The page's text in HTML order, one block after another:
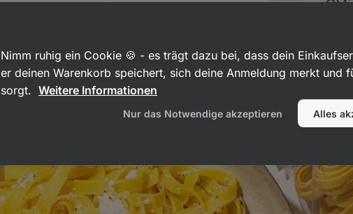
Nimm ruhig ein Cookie 🍪 - es trägt dazu bei, dass dein
er deinen Warenkorb speichert, sich deine Anmeldung merkt und
sorgt. Weitere Informationen
Nur das Notwendige akzeptieren Alles